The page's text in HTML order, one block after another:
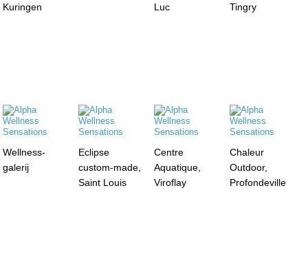
Kuringen
Luc
Tingry
Wellness-
galerij
Eclipse
custom-made,
Saint Louis
Centre
Aquatique,
Viroflay
Chaleur
Outdoor,
Profondeville